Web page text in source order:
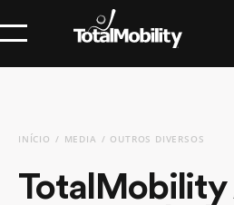
INÍCIO MEDIA OUTROS DIVERSOS
TotalMobility